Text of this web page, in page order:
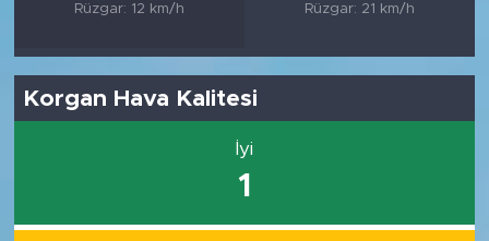
Rüzgar: 12 km/h
Rüzgar: 21 km/h
Korgan Hava Kalitesi
İyi
1